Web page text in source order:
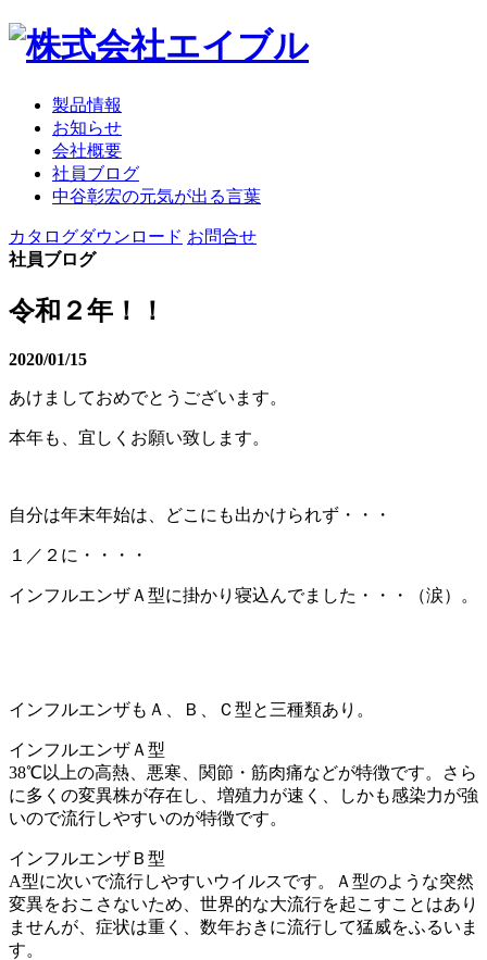
製品情報
お知らせ
会社概要
社員ブログ
中谷彰宏の元気が出る言葉
カタログダウンロード お問合せ
社員ブログ
令和２年！！
2020/01/15
あけましておめでとうございます。
本年も、宜しくお願い致します。
自分は年末年始は、どこにも出かけられず・・・
１／２に・・・・
インフルエンザＡ型に掛かり寝込んでました・・・（涙）。
インフルエンザもＡ、Ｂ、Ｃ型と三種類あり。
インフルエンザＡ型
38℃以上の高熱、悪寒、関節・筋肉痛などが特徴です。さら
に多くの変異株が存在し、増殖力が速く、しかも感染力が強
いので流行しやすいのが特徴です。
インフルエンザＢ型
A型に次いで流行しやすいウイルスです。Ａ型のような突然
変異をおこさないため、世界的な大流行を起こすことはあり
ませんが、症状は重く、数年おきに流行して猛威をふるいま
す。